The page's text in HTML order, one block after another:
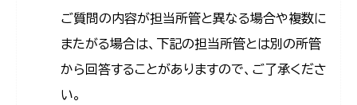
ご質問の内容が担当所管と異なる場合や複数に
またがる場合は、下記の担当所管とは別の所管
から回答することがありますので、ご了承くださ
い。